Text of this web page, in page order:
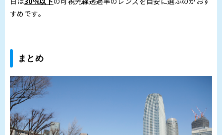
すめです。
まとめ